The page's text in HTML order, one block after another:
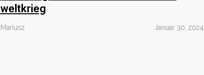
weltkrieg
Mariusz Januar 30, 2024